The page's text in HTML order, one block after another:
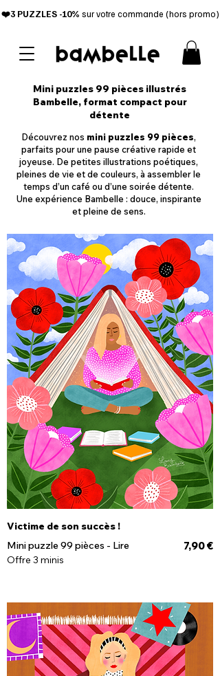
❤️3 PUZZLES -10% sur votre commande (hors promo)
Mini puzzles 99 pièces illustrés
Bambelle, format compact pour
détente
Découvrez nos mini puzzles 99 pièces,
parfaits pour une pause créative rapide et
joyeuse. De petites illustrations poétiques,
pleines de vie et de couleurs, à assembler le
temps d’un café ou d’une soirée détente.
Une expérience Bambelle : douce, inspirante
et pleine de sens.
Victime de son succès !
Mini puzzle 99 pièces - Lire
Prix
7,90 €
Offre 3 minis